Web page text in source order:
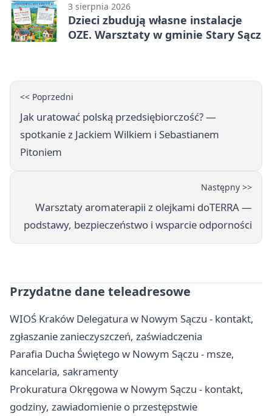
3 sierpnia 2026
Dzieci zbudują własne instalacje
OZE. Warsztaty w gminie Stary Sącz
<< Poprzedni
Jak uratować polską przedsiębiorczość? —
spotkanie z Jackiem Wilkiem i Sebastianem
Pitoniem
Następny >>
Warsztaty aromaterapii z olejkami doTERRA —
podstawy, bezpieczeństwo i wsparcie odporności
Przydatne dane teleadresowe
WIOŚ Kraków Delegatura w Nowym Sączu - kontakt,
zgłaszanie zanieczyszczeń, zaświadczenia
Parafia Ducha Świętego w Nowym Sączu - msze,
kancelaria, sakramenty
Prokuratura Okręgowa w Nowym Sączu - kontakt,
godziny, zawiadomienie o przestępstwie